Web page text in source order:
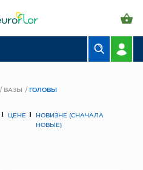
ВАЗЫ ГОЛОВЫ
ЦЕНЕ
НОВИЗНЕ (СНАЧАЛА
НОВЫЕ)